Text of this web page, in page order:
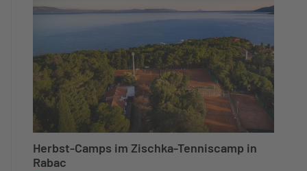
Herbst-Camps im Zischka-Tenniscamp in
Rabac